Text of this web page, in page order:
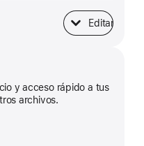
Editar
Memoria unificada
y acceso rápido a tus
archivos.